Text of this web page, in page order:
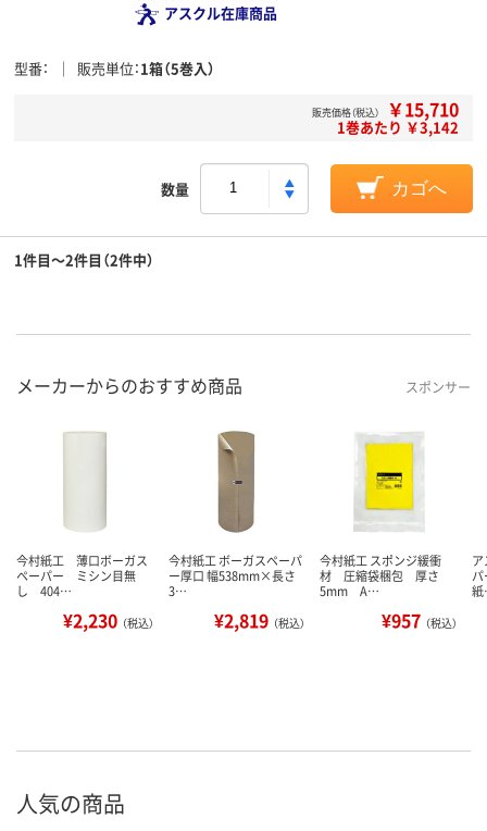
アスクル在庫商品
型番 販売単位 1箱（5巻入）
販売価格（税込） ￥15,710
1巻あたり ￥3,142
数量 カゴへ
1件目～2件目（2件中）
メーカーからのおすすめ商品 スポンサー
今村紙工 薄口ボーガス
ペーパー ミシン目無
し 404…
¥2,230 （税込）
今村紙工 ボーガスペーパ
ー厚口 幅538mm×長さ
3…
¥2,819 （税込）
今村紙工 スポンジ緩衝
材 圧縮袋梱包 厚さ
5mm A…
¥957 （税込）
人気の商品